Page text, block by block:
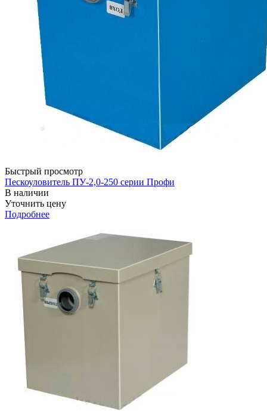
Быстрый просмотр
Пескоуловитель ПУ-2,0-250 серии Профи
В наличии
Уточнить цену
Подробнее